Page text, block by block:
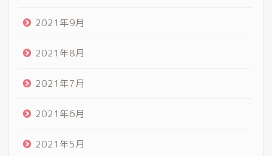
2021年9月
2021年8月
2021年7月
2021年6月
2021年5月